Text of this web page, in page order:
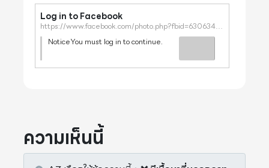
Log in to Facebook
https://www.facebook.com/photo.php?fbid=630634163246639&set=a.181556804821046&type=3
NoticeYou must log in to continue.
ความเห็นนี้